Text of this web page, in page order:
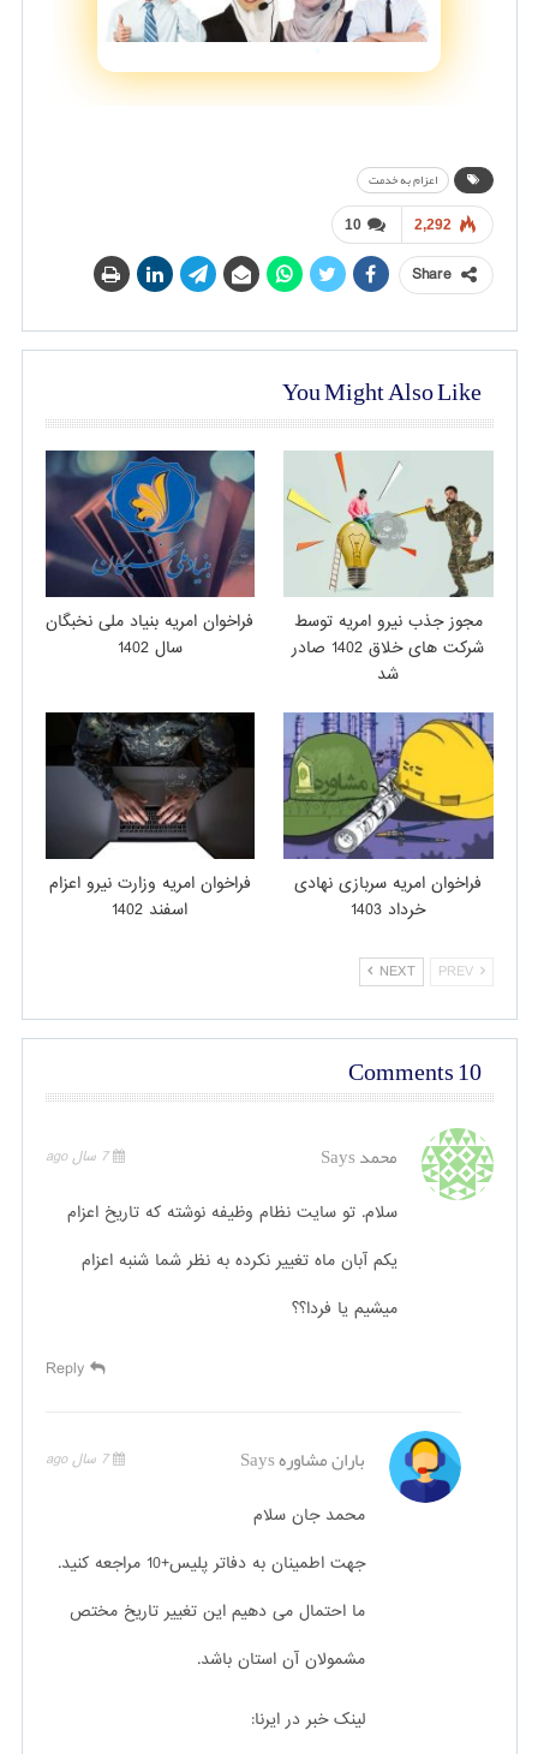
اعزام به خدمت
10 2,292
Share
You Might Also Like
مجوز جذب نیرو امریه توسط
شرکت های خلاق 1402 صادر
شد
فراخوان امریه بنیاد ملی نخبگان
سال 1402
فراخوان امریه سربازی نهادی
خرداد 1403
فراخوان امریه وزارت نیرو اعزام
اسفند 1402
PREV
NEXT
10 Comments
محمدSays 7 سال ago
سلام. تو سایت نظام وظیفه نوشته که تاریخ اعزام
یکم آبان ماه تغییر نکرده به نظر شما شنبه اعزام
میشیم یا فردا؟؟
Reply
باران مشاورهSays 7 سال ago
محمد جان سلام
جهت اطمینان به دفاتر پلیس+10 مراجعه کنید.
ما احتمال می دهیم این تغییر تاریخ مختص
مشمولان آن استان باشد.
لینک خبر در ایرنا: